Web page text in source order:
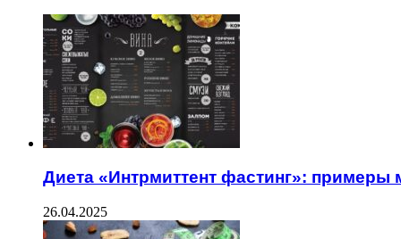
Диета «Интрмиттент фастинг»: примеры
26.04.2025